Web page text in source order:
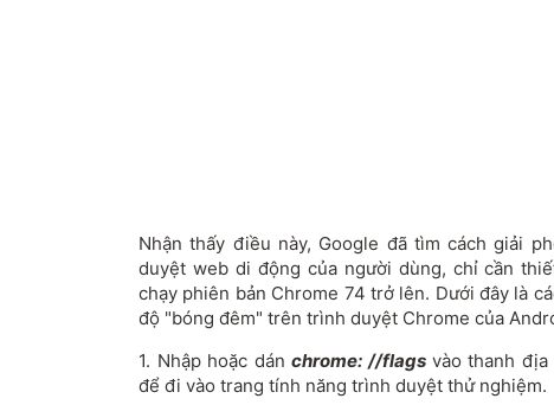
Nhận thấy điều này, Google đã tìm cách giải
duyệt web di động của người dùng, chỉ cần
chạy phiên bản Chrome 74 trở lên. Dưới đây là
độ "bóng đêm" trên trình duyệt Chrome của
1. Nhập hoặc dánchrome: //flags vào thanh
để đi vào trang tính năng trình duyệt thử nghiệm.